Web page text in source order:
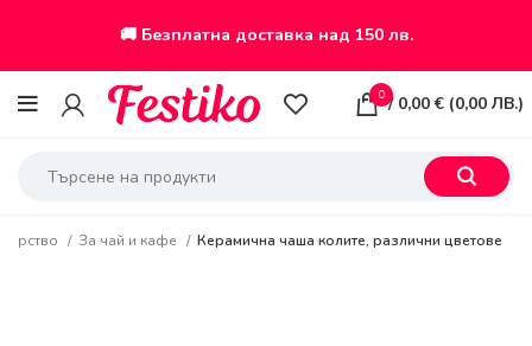
🚚 Безплатна доставка над 150 лв.
0 / 0,00€ (0,00 ЛВ.)
За чай и кафе Керамична чаша колите, различни цветове